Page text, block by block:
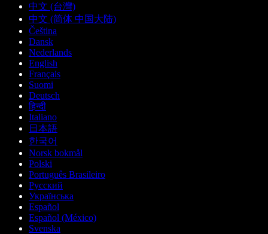
中文 (台灣)
中文 (简体 中国大陆)
Čeština
Dansk
Nederlands
English
Français
Suomi
Deutsch
हिन्दी
Italiano
日本語
한국어
Norsk bokmål
Polski
Português Brasileiro
Русский
Українська
Español
Español (México)
Svenska